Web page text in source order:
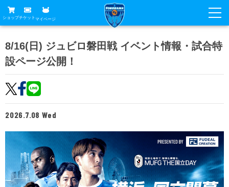
ショップチケット マイページ
グッズ
ホームタウン
トップチーム
メディア
試合
アカデミー
試合
試合日程
チケット
チケットガイド
チケット購入方法
販売スケジュール
チーム
選手・スタッフ
スケジュール
練習見学について
横浜FC観戦ガイド
クラブ
8/16(日) ジュビロ磐田戦 イベント情報・試合特
設ページ公開！
2026.7.08 Wed